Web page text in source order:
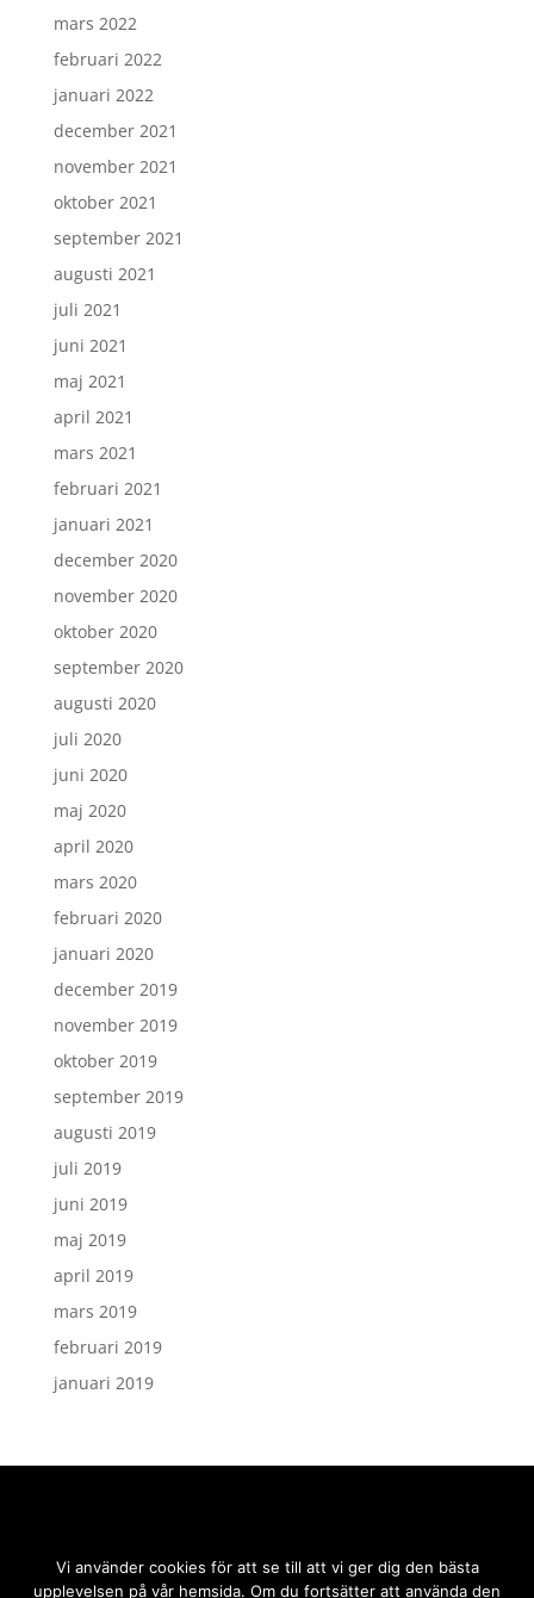
mars 2022
februari 2022
januari 2022
december 2021
november 2021
oktober 2021
september 2021
augusti 2021
juli 2021
juni 2021
maj 2021
april 2021
mars 2021
februari 2021
januari 2021
december 2020
november 2020
oktober 2020
september 2020
augusti 2020
juli 2020
juni 2020
maj 2020
april 2020
mars 2020
februari 2020
januari 2020
december 2019
november 2019
oktober 2019
september 2019
augusti 2019
juli 2019
juni 2019
maj 2019
april 2019
mars 2019
februari 2019
januari 2019
Vi använder cookies för att se till att vi ger dig den bästa
upplevelsen på vår hemsida. Om du fortsätter att använda den